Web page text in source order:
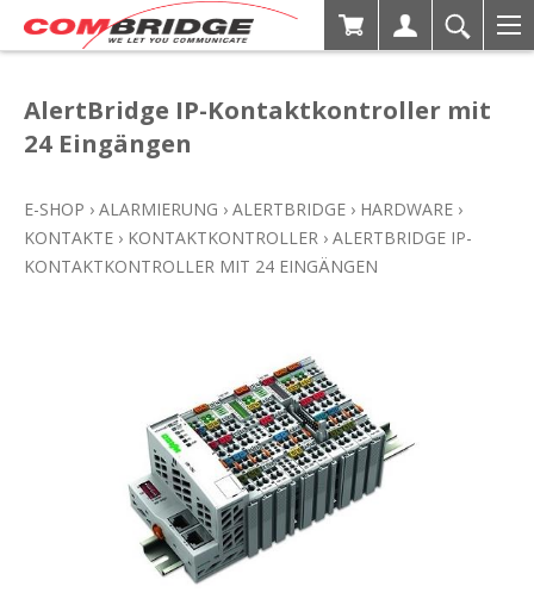
AlertBridge IP-Kontaktkontroller mit
24 Eingängen
E-SHOP › ALARMIERUNG › ALERTBRIDGE › HARDWARE ›
KONTAKTE › KONTAKTKONTROLLER › ALERTBRIDGE IP-
KONTAKTKONTROLLER MIT 24 EINGÄNGEN